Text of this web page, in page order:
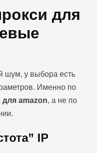
для
шум, у выбора есть
Именно по
для amazon, а не по
IP